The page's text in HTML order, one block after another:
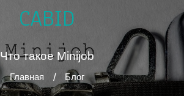
CABID
Что такое Minijob
Главная Блог